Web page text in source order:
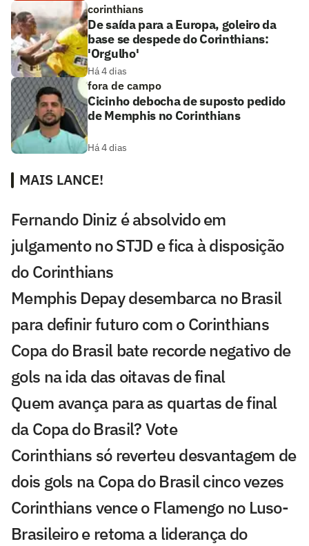
corinthians
De saída para a Europa, goleiro da
base se despede do Corinthians:
'Orgulho'
Há 4 dias
fora de campo
Cicinho debocha de suposto pedido
de Memphis no Corinthians
Há 4 dias
MAIS LANCE!
Fernando Diniz é absolvido em
julgamento no STJD e fica à disposição
do Corinthians
Memphis Depay desembarca no Brasil
para definir futuro com o Corinthians
Copa do Brasil bate recorde negativo de
gols na ida das oitavas de final
Quem avança para as quartas de final
da Copa do Brasil? Vote
Corinthians só reverteu desvantagem de
dois gols na Copa do Brasil cinco vezes
Corinthians vence o Flamengo no Luso-
Brasileiro e retoma a liderança do